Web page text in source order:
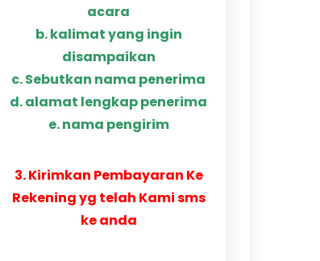
acara
b. kalimat yang ingin
disampaikan
c. Sebutkan nama penerima
d. alamat lengkap penerima
e. nama pengirim
3. Kirimkan Pembayaran Ke
Rekening yg telah Kami sms
ke anda